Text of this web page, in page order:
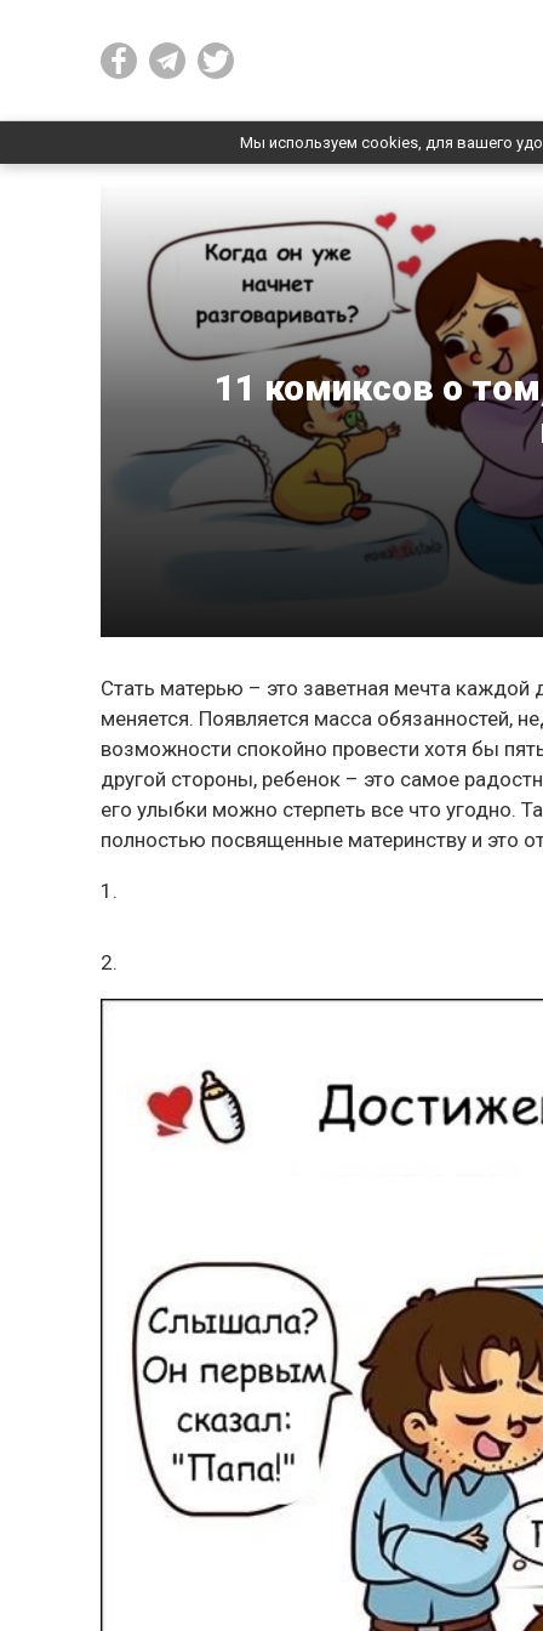
Мы используем cookies, для вашего
11 комиксов о
Стать матерью – это заветная мечта
меняется. Появляется масса обязанностей,
возможности спокойно провести хотя бы
другой стороны, ребенок – это самое
его улыбки можно стерпеть все что угодно.
полностью посвященные материнству и это
1.
2.